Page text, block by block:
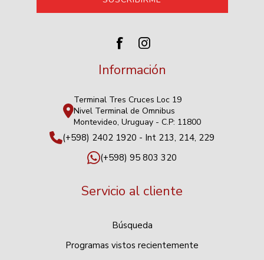
Información
Terminal Tres Cruces Loc 19
Nivel Terminal de Omnibus
Montevideo, Uruguay - C.P: 11800
(+598) 2402 1920 - Int 213, 214, 229
(+598) 95 803 320
Servicio al cliente
Búsqueda
Programas vistos recientemente